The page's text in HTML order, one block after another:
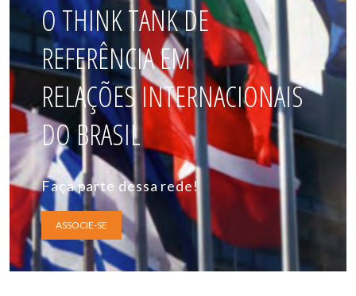
O THINK TANK DE
REFERÊNCIA EM
RELAÇÕES INTERNACIONAIS
DO BRASIL
Faça parte dessa rede!
ASSOCIE-SE